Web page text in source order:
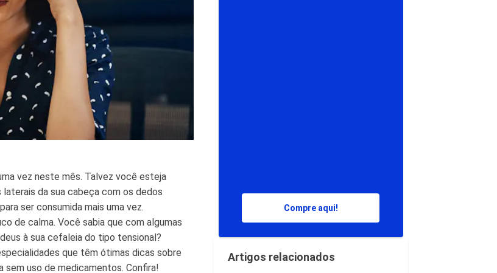
vez neste mês. Talvez você esteja
da sua cabeça com os dedos
ser consumida mais uma vez.
de calma. Você sabia que com algumas
à sua cefaleia do tipo tensional?
que têm ótimas dicas sobre
sem uso de medicamentos. Confira!
Compre aqui!
Artigos relacionados